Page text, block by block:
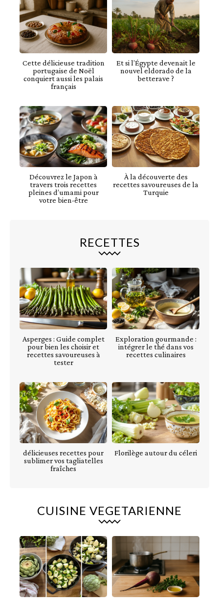
Cette délicieuse tradition
portugaise de Noël
conquiert aussi les palais
français
Et si l’Égypte devenait le
nouvel eldorado de la
betterave ?
Découvrez le Japon à
travers trois recettes
pleines d’umami pour
votre bien-être
À la découverte des
recettes savoureuses de la
Turquie
RECETTES
Asperges : Guide complet
pour bien les choisir et
recettes savoureuses à
tester
Exploration gourmande :
intégrer le thé dans vos
recettes culinaires
délicieuses recettes pour
sublimer vos tagliatelles
fraîches
Florilège autour du céleri
CUISINE VEGETARIENNE